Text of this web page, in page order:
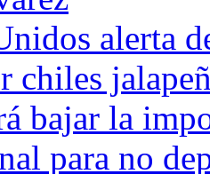
alerta
chiles
bajar la
para no